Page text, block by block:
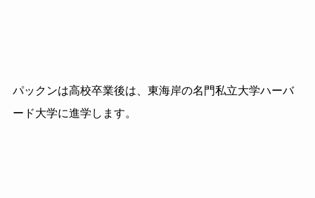
パックンは高校卒業後は、東海岸の名門私立大学ハーバ
ード大学に進学します。